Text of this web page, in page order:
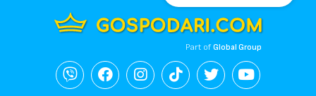
Part ofGlobal Group